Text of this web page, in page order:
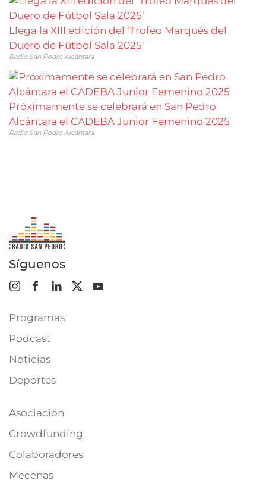
Llega la XIII edición del ‘Trofeo Marqués del
Duero de Fútbol Sala 2025’
Radio San Pedro Alcántara
Próximamente se celebrará en San Pedro
Alcántara el CADEBA Junior Femenino 2025
Radio San Pedro Alcántara
Síguenos
Programas
Podcast
Noticias
Deportes
Asociación
Crowdfunding
Colaboradores
Mecenas